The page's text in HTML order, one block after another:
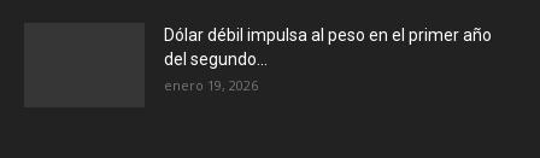
Dólar débil impulsa al peso en el primer año
del segundo...
enero 19, 2026